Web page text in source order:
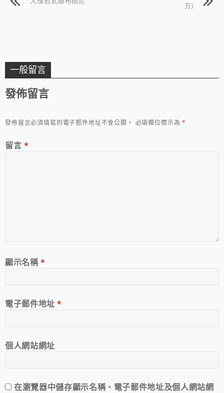
方)
一般留言
發佈留言
發佈留言必須填寫的電子郵件地址不會公開。 必填欄位標示為*
留言 *
顯示名稱*
電子郵件地址*
個人網站網址
在瀏覽器中儲存顯示名稱、電子郵件地址及個人網站網